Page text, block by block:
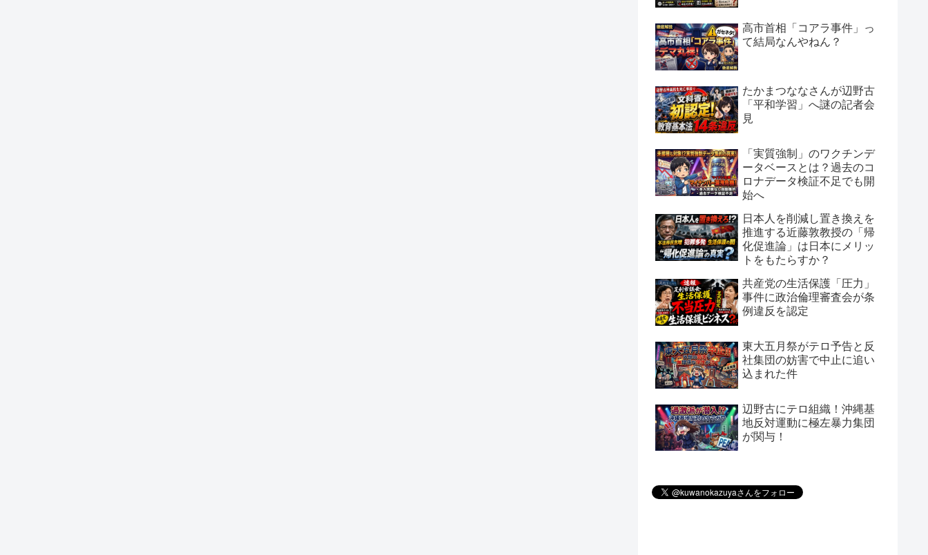
高市首相「コアラ事件」っ
て結局なんやねん？
たかまつななさんが辺野古
「平和学習」へ謎の記者会
見
「実質強制」のワクチンデ
ータベースとは？過去のコ
ロナデータ検証不足でも開
始へ
日本人を削減し置き換えを
推進する近藤敦教授の「帰
化促進論」は日本にメリッ
トをもたらすか？
共産党の生活保護「圧力」
事件に政治倫理審査会が条
例違反を認定
東大五月祭がテロ予告と反
社集団の妨害で中止に追い
込まれた件
辺野古にテロ組織！沖縄基
地反対運動に極左暴力集団
が関与！